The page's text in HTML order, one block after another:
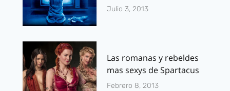
Julio 3, 2013
Las romanas y rebeldes
mas sexys de Spartacus
Febrero 8, 2013